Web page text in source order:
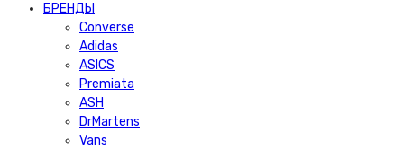
БРЕНДЫ
Converse
Adidas
ASICS
Premiata
ASH
DrMartens
Vans